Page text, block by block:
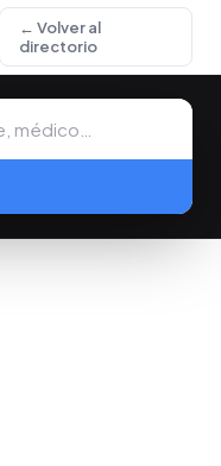
← Volver al
directorio